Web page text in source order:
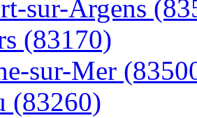
sur-Argens
(83170)
sur-Mer
(83260)